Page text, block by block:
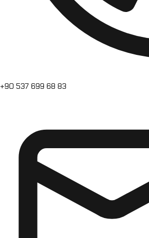
+90 537 699 68 83